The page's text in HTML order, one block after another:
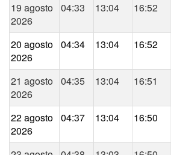
19 agosto
2026
04:33 13:04 16:52
20 agosto
2026
04:34 13:04 16:52
21 agosto
2026
04:35 13:04 16:51
22 agosto
2026
04:37 13:04 16:50